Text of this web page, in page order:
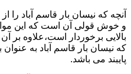
آنچه که نیسان بار قاسم آباد را
و خوش قولی آن است که این
بالایی برخوردار است،علاوه بر
که نیسان بار قاسم آباد به عنوان
پایبند می باشد.